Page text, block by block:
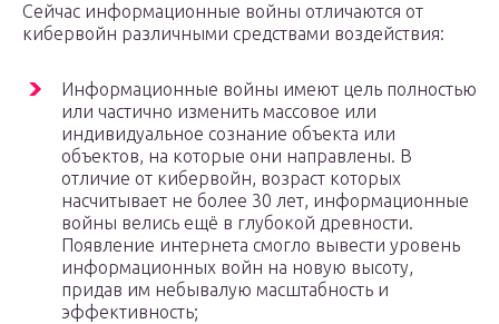
Сейчас информационные войны отличаются от
кибервойн различными средствами воздействия:
Информационные войны имеют цель полностью
или частично изменить массовое или
индивидуальное сознание объекта или
объектов, на которые они направлены. В
отличие от кибервойн, возраст которых
насчитывает не более 30 лет, информационные
войны велись ещё в глубокой древности.
Появление интернета смогло вывести уровень
информационных войн на новую высоту,
придав им небывалую масштабность и
эффективность;